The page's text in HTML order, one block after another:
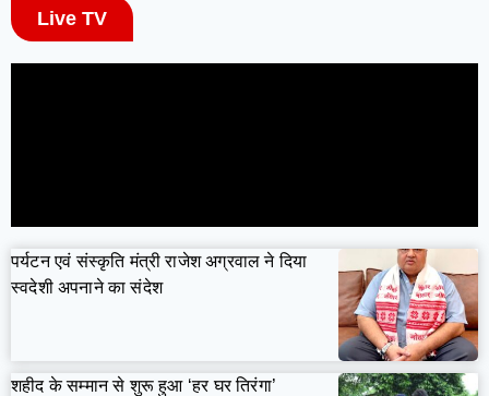
Live TV
पर्यटन एवं संस्कृति मंत्री राजेश अग्रवाल ने दिया
स्वदेशी अपनाने का संदेश
शहीद के सम्मान से शुरू हुआ ‘हर घर तिरंगा’